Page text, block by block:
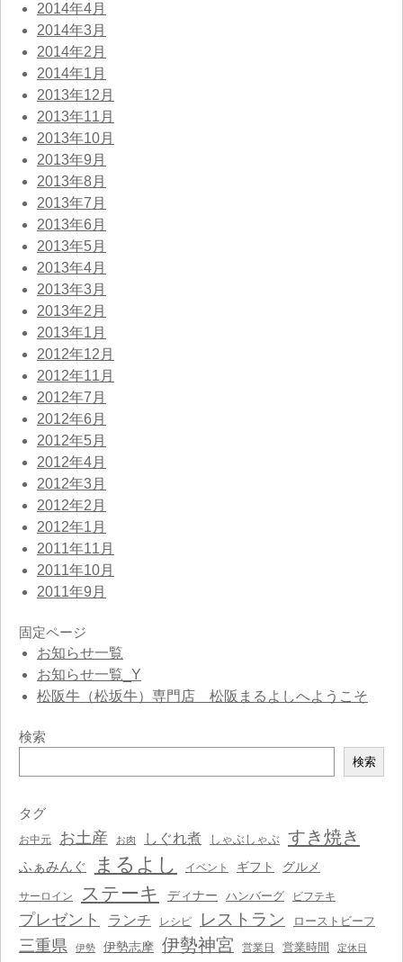
2014年4月
2014年3月
2014年2月
2014年1月
2013年12月
2013年11月
2013年10月
2013年9月
2013年8月
2013年7月
2013年6月
2013年5月
2013年4月
2013年3月
2013年2月
2013年1月
2012年12月
2012年11月
2012年7月
2012年6月
2012年5月
2012年4月
2012年3月
2012年2月
2012年1月
2011年11月
2011年10月
2011年9月
固定ページ
お知らせ一覧
お知らせ一覧_Y
松阪牛（松坂牛）専門店 松阪まるよしへようこそ
検索
索
検索
タグ
お中元 お土産 お肉 しぐれ煮 しゃぶしゃぶ すき焼き
ふぁみんぐ まるよし イベント ギフト グルメ
サーロイン ステーキ ディナー ハンバーグ ビフテキ
プレゼント ランチ レシピ レストラン ローストビーフ
三重県 伊勢 伊勢志摩 伊勢神宮 営業日 営業時間 定休日